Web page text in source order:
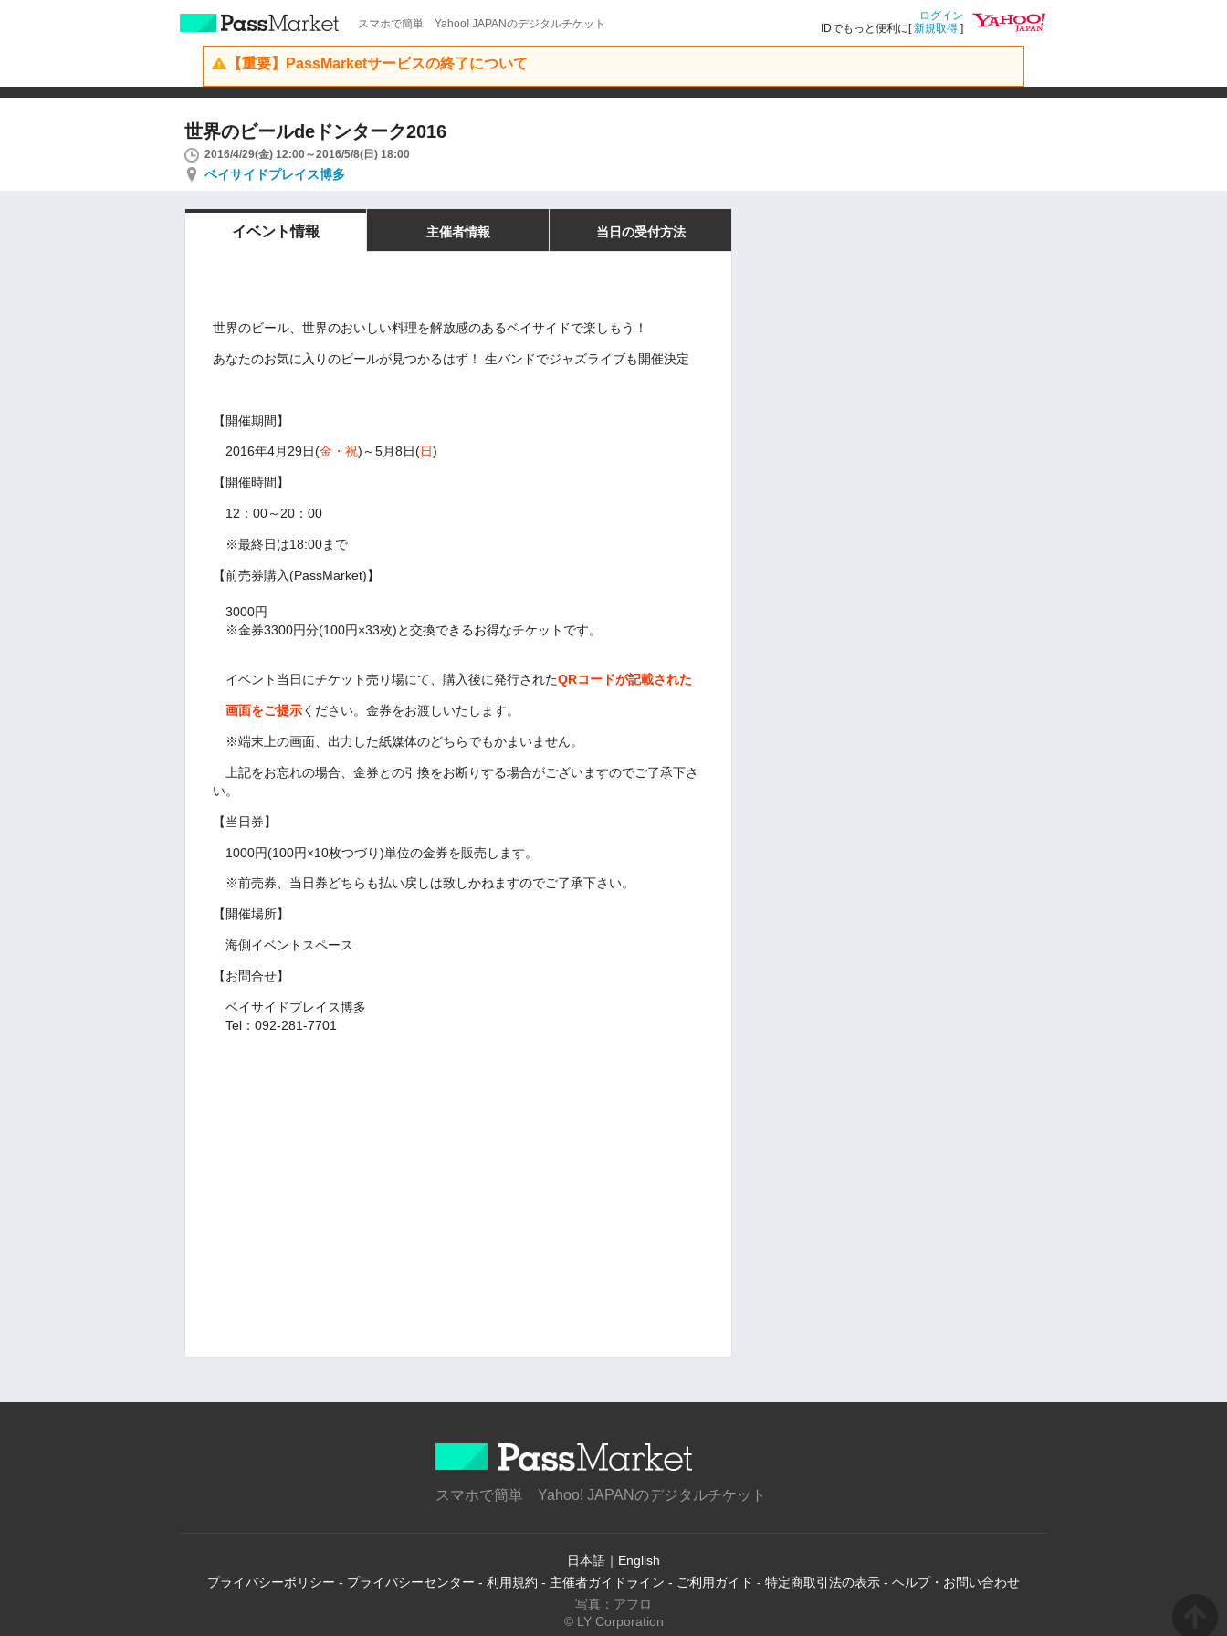
スマホで簡単 Yahoo! JAPANのデジタルチケット
ログイン
IDでもっと便利に[新規取得 ]
【重要】PassMarketサービスの終了について
世界のビールdeドンターク2016
2016/4/29(金) 12:00～2016/5/8(日) 18:00
ベイサイドプレイス博多
イベント情報 主催者情報 当日の受付方法
世界のビール、世界のおいしい料理を解放感のあるベイサイドで楽しもう！
あなたのお気に入りのビールが見つかるはず！ 生バンドでジャズライブも開催決定
【開催期間】
2016年4月29日(金・祝)～5月8日(日)
【開催時間】
12：00～20：00
※最終日は18:00まで
【前売券購入(PassMarket)】
3000円
※金券3300円分(100円×33枚)と交換できるお得なチケットです。
イベント当日にチケット売り場にて、購入後に発行されたQRコードが記載された
画面をご提示ください。金券をお渡しいたします。
※端末上の画面、出力した紙媒体のどちらでもかまいません。
上記をお忘れの場合、金券との引換をお断りする場合がございますのでご了承下さ
い。
【当日券】
1000円(100円×10枚つづり)単位の金券を販売します。
※前売券、当日券どちらも払い戻しは致しかねますのでご了承下さい。
【開催場所】
海側イベントスペース
【お問合せ】
ベイサイドプレイス博多
Tel：092-281-7701
スマホで簡単 Yahoo! JAPANのデジタルチケット
日本語 ｜ English
プライバシーポリシー - プライバシーセンター - 利用規約 - 主催者ガイドライン - ご利用ガイド - 特定商取引法の表示 - ヘルプ・お問い合わせ
写真：アフロ
© LY Corporation